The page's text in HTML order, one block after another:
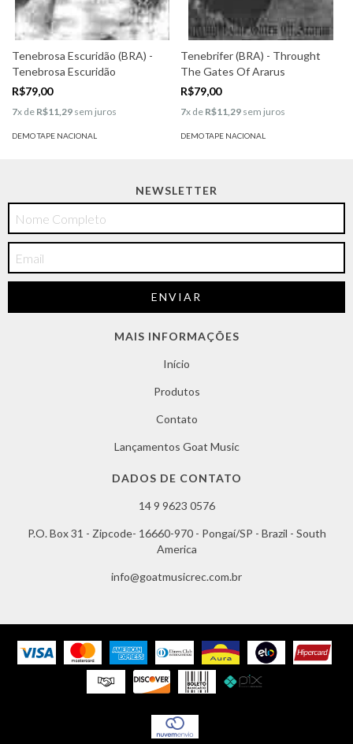
Tenebrosa Escuridão (BRA) -
Tenebrosa Escuridão
R$79,00
7x de R$11,29 sem juros
DEMO TAPE NACIONAL
Tenebrifer (BRA) - Throught
The Gates Of Ararus
R$79,00
7x de R$11,29 sem juros
DEMO TAPE NACIONAL
NEWSLETTER
MAIS INFORMAÇÕES
Início
Produtos
Contato
Lançamentos Goat Music
DADOS DE CONTATO
14 9 9623 0576
P.O. Box 31 - Zipcode- 16660-970 - Pongaí/SP - Brazil - South
America
info@goatmusicrec.com.br